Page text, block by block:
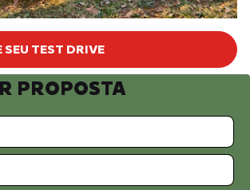
PROPOSTA
SEU TEST DRIVE